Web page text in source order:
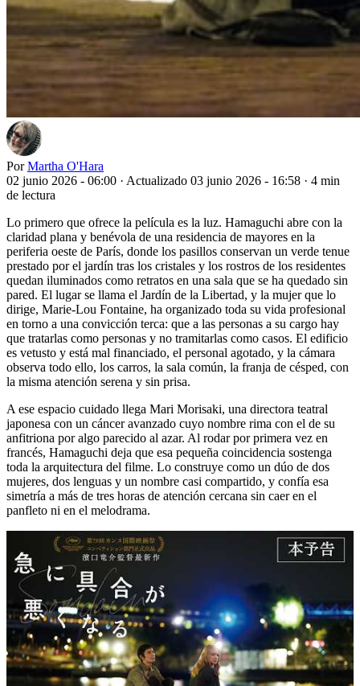
Por Martha O'Hara
02 junio 2026 - 06:00 · Actualizado 03 junio 2026 - 16:58 · 4 min
de lectura
Lo primero que ofrece la película es la luz. Hamaguchi abre con la
claridad plana y benévola de una residencia de mayores en la
periferia oeste de París, donde los pasillos conservan un verde tenue
prestado por el jardín tras los cristales y los rostros de los residentes
quedan iluminados como retratos en una sala que se ha quedado sin
pared. El lugar se llama el Jardín de la Libertad, y la mujer que lo
dirige, Marie-Lou Fontaine, ha organizado toda su vida profesional
en torno a una convicción terca: que a las personas a su cargo hay
que tratarlas como personas y no tramitarlas como casos. El edificio
es vetusto y está mal financiado, el personal agotado, y la cámara
observa todo ello, los carros, la sala común, la franja de césped, con
la misma atención serena y sin prisa.
A ese espacio cuidado llega Mari Morisaki, una directora teatral
japonesa con un cáncer avanzado cuyo nombre rima con el de su
anfitriona por algo parecido al azar. Al rodar por primera vez en
francés, Hamaguchi deja que esa pequeña coincidencia sostenga
toda la arquitectura del filme. Lo construye como un dúo de dos
mujeres, dos lenguas y un nombre casi compartido, y confía esa
simetría a más de tres horas de atención cercana sin caer en el
panfleto ni en el melodrama.